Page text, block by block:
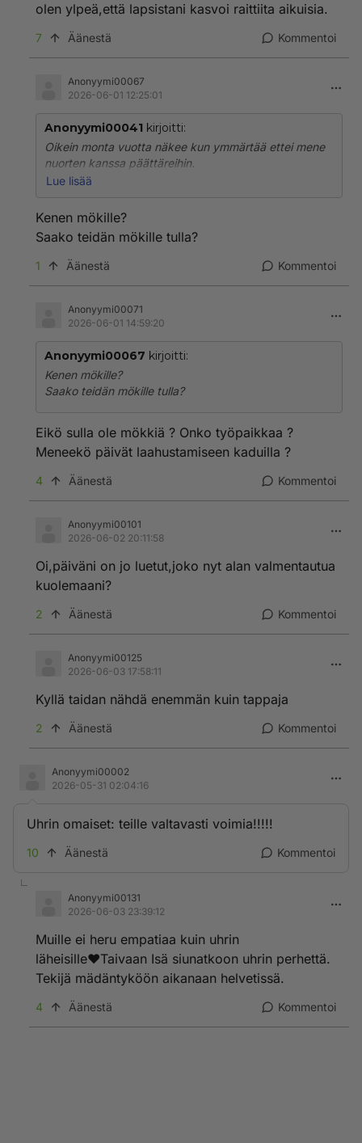
Kersat juotetaan omien vanhempien viinoilla känniin..
olen ylpeä,että lapsistani kasvoi raittiita aikuisia.
7 Äänestä Kommentoi
Anonyymi00067
2026-06-01 12:25:01
Anonyymi00041 kirjoitti:
Oikein monta vuotta näkee kun ymmärtää ettei mene
nuorten kanssa päättäreihin.
Sielä on vaarallista, jos ei teidän kenenkään äidit
Menkää mökille viettämään päättäreitä ja rakastakaa
Kersat juotetaan omien vanhempien viinoilla känniin..
Lue lisää
Kenen mökille?
Saako teidän mökille tulla?
1 Äänestä Kommentoi
Anonyymi00071
2026-06-01 14:59:20
Anonyymi00067 kirjoitti:
Kenen mökille?
Saako teidän mökille tulla?
Eikö sulla ole mökkiä ? Onko työpaikkaa ?
Meneekö päivät laahustamiseen kaduilla ?
4 Äänestä Kommentoi
Anonyymi00101
2026-06-02 20:11:58
Oi,päiväni on jo luetut,joko nyt alan valmentautua
kuolemaani?
2 Äänestä Kommentoi
Anonyymi00125
2026-06-03 17:58:11
Kyllä taidan nähdä enemmän kuin tappaja
2 Äänestä Kommentoi
Anonyymi00002
2026-05-31 02:04:16
Uhrin omaiset: teille valtavasti voimia!!!!!
10 Äänestä Kommentoi
Anonyymi00131
2026-06-03 23:39:12
Muille ei heru empatiaa kuin uhrin
läheisille♥️Taivaan Isä siunatkoon uhrin perhettä.
Tekijä mädäntyköön aikanaan helvetissä.
4 Äänestä Kommentoi